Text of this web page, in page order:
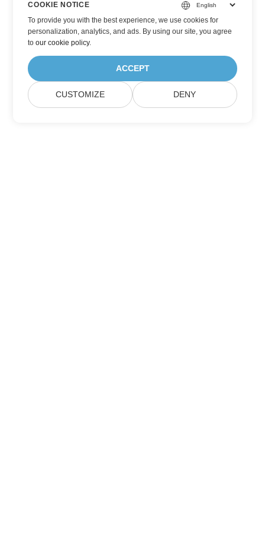
COOKIE NOTICE
To provide you with the best experience, we use cookies for
personalization, analytics, and ads. By using our site, you agree
toour cookie policy.
ACCEPT
CUSTOMIZE DENY